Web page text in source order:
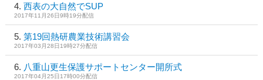
西表の大自然でSUP
2017年11月26日9時19分配信
第19回熱研農業技術講習会
2017年03月28日19時27分配信
八重山更生保護サポートセンター開所式
2017年04月25日17時00分配信